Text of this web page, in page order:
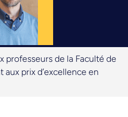
professeurs de la Faculté de
prix d’excellence en